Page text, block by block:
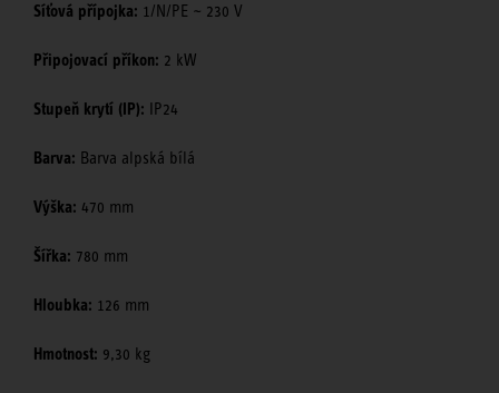
Síťová přípojka: 1/N/PE ~ 230 V
Připojovací příkon: 2 kW
Stupeň krytí (IP): IP24
Barva: Barva alpská bílá
Výška: 470 mm
Šířka: 780 mm
Hloubka: 126 mm
Hmotnost: 9,30 kg